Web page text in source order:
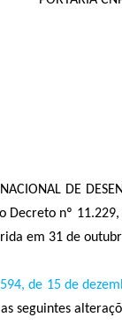
DE
Decreto nº
em 31 de
de 15 de
seguintes